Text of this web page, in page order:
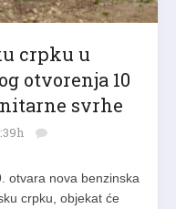
crpku u
otvorenja 10
svrhe
otvara nova benzinska
crpku, objekat će